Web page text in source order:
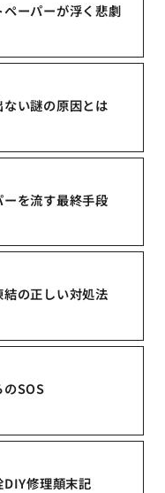
ーパーが浮く悲劇
い謎の原因とは
を流す最終手段
の正しい対処法
SOS
修理顛末記